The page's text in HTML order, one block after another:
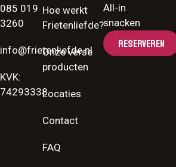
085 019
3260
info@frietenliefde.nl
KVK:
74293338
Hoe werkt
Frietenliefde?
Onze verse
producten
Locaties
Contact
FAQ
All-in
snacken
RESERVEREN